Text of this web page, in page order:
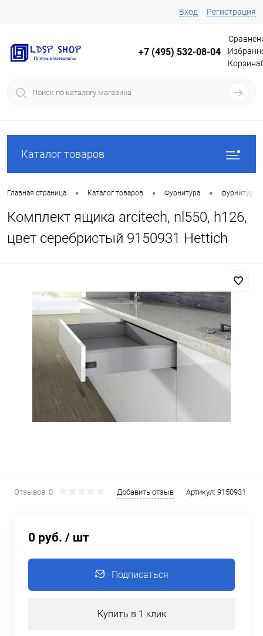
Вход Регистрация
+7 (495) 532-08-04
Корзина
Каталог товаров
Главная страница • Каталог товаров • Фурнитура • фурнитура
Комплект ящика arcitech, nl550, h126,
цвет серебристый 9150931 Hettich
Отзывов: 0 Добавить отзыв Артикул: 9150931
0 руб. / шт
Подписаться
Купить в 1 клик